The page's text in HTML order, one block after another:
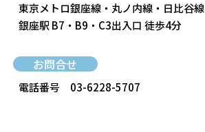
東京メトロ銀座線・丸ノ内線・日比谷線
銀座駅 B7・B9・C3出入口 徒歩4分
お問合せ
電話番号 03-6228-5707